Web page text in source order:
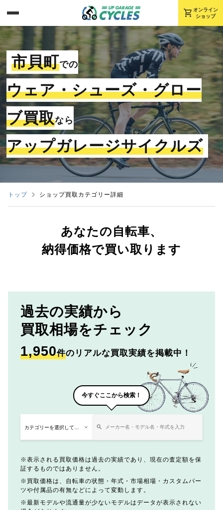
shopping_cart オンライン
ショップ
市貝町での
ウェア・シューズ・グロー
ブ買取なら
アップガレージサイクルズ
トップ ショップ買取カテゴリー詳細
あなたの自転車、
納得価格で買い取ります
過去の実績から
買取相場をチェック
1,950件のリアルな買取実績を掲載中！
今すぐここから検索！
表示される買取価格は過去の実績であり、現在の査定額を保
証するものではありません。
買取価格は、自転車の状態・年式・市場相場・カスタムパー
ツや付属品の有無などによって変動します。
最新モデルや流通量が少ないモデルはデータが表示されない